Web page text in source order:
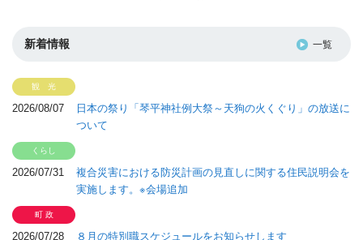
新着情報 一覧
2026/08/07
日本の祭り「琴平神社例大祭～天狗の火くぐり」の放送に
ついて
2026/07/31
複合災害における防災計画の見直しに関する住民説明会を
実施します。※会場追加
2026/07/28 ８月の特別職スケジュールをお知らせします